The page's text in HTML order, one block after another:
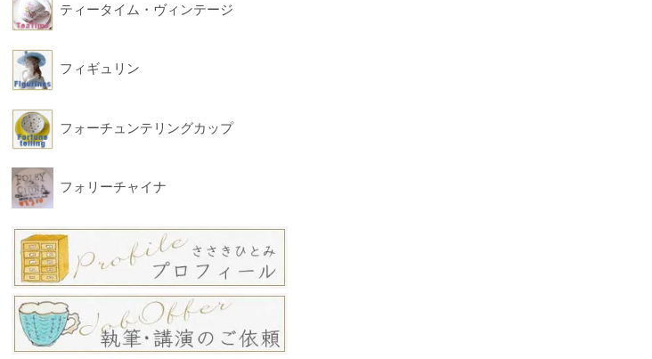
ティータイム・ヴィンテージ
フィギュリン
フォーチュンテリングカップ
フォリーチャイナ